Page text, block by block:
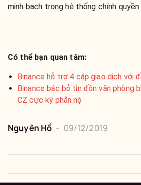
minh bạch trong hệ thống chính quyền
Có thể bạn quan tâm:
Binance hỗ trợ 4 cặp giao dịch với
Binance bác bỏ tin đồn văn phòng
CZ cực kỳ phẫn nộ
Nguyên Hồ - 09/12/2019